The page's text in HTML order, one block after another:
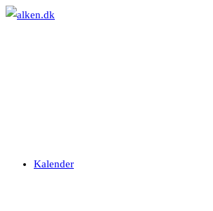
Skip
Kalender